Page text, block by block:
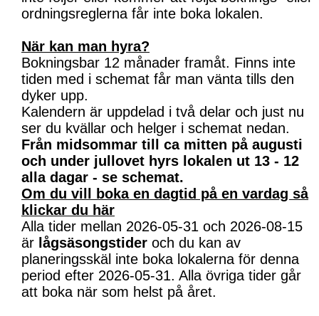
ordningsreglerna får inte boka lokalen.
När kan man hyra?
Bokningsbar 12 månader framåt. Finns inte
tiden med i schemat får man vänta tills den
dyker upp.
Kalendern är uppdelad i två delar och just nu
ser du kvällar och helger i schemat nedan.
Från midsommar till ca mitten på augusti
och under jullovet hyrs lokalen ut 13 - 12
alla dagar - se schemat.
Om du vill boka en dagtid på en vardag så
klickar du här
Alla tider mellan 2026-05-31 och 2026-08-15
är lågsäsongstider och du kan av
planeringsskäl inte boka lokalerna för denna
period efter 2026-05-31. Alla övriga tider går
att boka när som helst på året.